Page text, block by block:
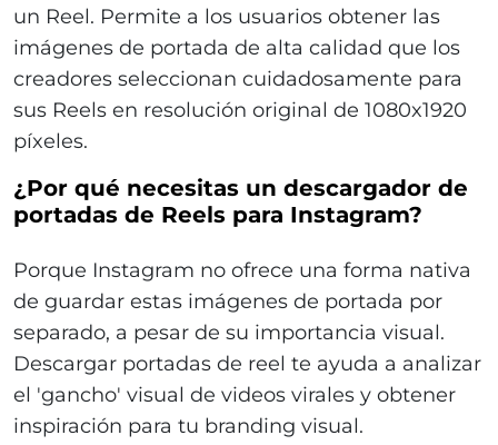
un Reel. Permite a los usuarios obtener las
imágenes de portada de alta calidad que los
creadores seleccionan cuidadosamente para
sus Reels en resolución original de 1080x1920
píxeles.
¿Por qué necesitas un descargador de
portadas de Reels para Instagram?
Porque Instagram no ofrece una forma nativa
de guardar estas imágenes de portada por
separado, a pesar de su importancia visual.
Descargar portadas de reel te ayuda a analizar
el 'gancho' visual de videos virales y obtener
inspiración para tu branding visual.